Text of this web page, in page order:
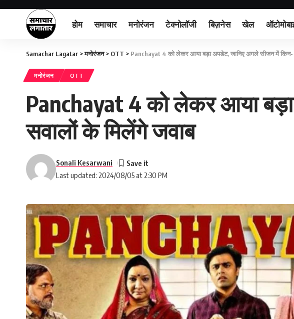
होम समाचार मनोरंजन टेक्नोलॉजी बिज़नेस खेल
Samachar Lagatar >मनोरंजन> OTT > Panchayat 4 को लेकर आया बड़ा अपडेट, जानिए अगले सीजन में किन-
मनोरंजन OTT
Panchayat 4 को लेकर आया
सवालों के मिलेंगे जवाब
Last updated: 2024/08/05 at 2:30 PM
Sonali Kesarwani